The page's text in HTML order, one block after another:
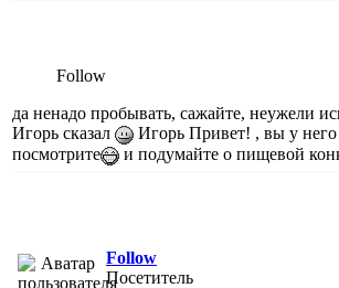
Follow
да ненадо пробывать, сажайте, неужели
Игорь сказал
Игорь Привет! , вы у
посмотрите
и подумайте о пищевой
Follow
Посетитель